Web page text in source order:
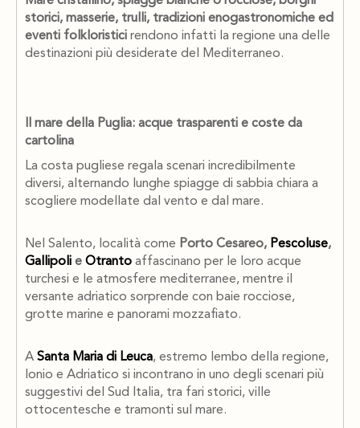
storici, masserie, trulli, tradizioni enogastronomiche ed
eventi folkloristici rendono infatti la regione una delle
destinazioni più desiderate del Mediterraneo.
Il mare della Puglia: acque trasparenti e coste da
cartolina
La costa pugliese regala scenari incredibilmente
diversi, alternando lunghe spiagge di sabbia chiara a
scogliere modellate dal vento e dal mare.
Nel Salento, località come Porto Cesareo, Pescoluse,
Gallipoli e Otranto affascinano per le loro acque
turchesi e le atmosfere mediterranee, mentre il
versante adriatico sorprende con baie rocciose,
grotte marine e panorami mozzafiato.
A Santa Maria di Leuca, estremo lembo della regione,
Ionio e Adriatico si incontrano in uno degli scenari più
suggestivi del Sud Italia, tra fari storici, ville
ottocentesche e tramonti sul mare.